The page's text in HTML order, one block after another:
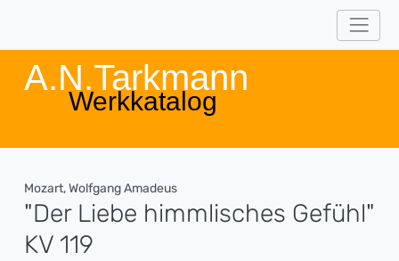
A.N.Tarkmann
Werkkatalog
Mozart, Wolfgang Amadeus
"Der Liebe himmlisches Gefühl"
KV 119